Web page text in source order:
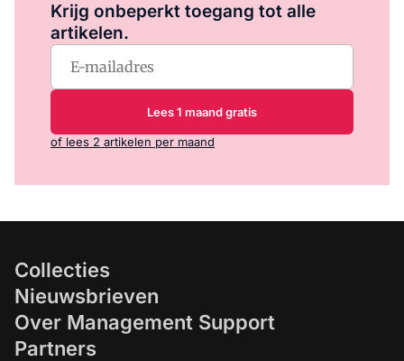
Krijg onbeperkt toegang tot alle
artikelen.
Lees 1 maand gratis
of lees 2 artikelen per maand
Collecties
Nieuwsbrieven
Over Management Support
Partners